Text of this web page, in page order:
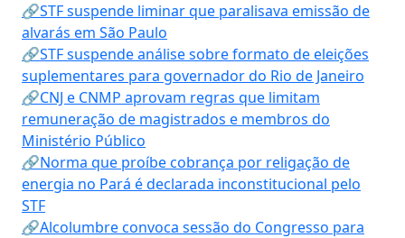
🔗STF suspende liminar que paralisava emissão de
alvarás em São Paulo
🔗STF suspende análise sobre formato de eleições
suplementares para governador do Rio de Janeiro
🔗CNJ e CNMP aprovam regras que limitam
remuneração de magistrados e membros do
Ministério Público
🔗Norma que proíbe cobrança por religação de
energia no Pará é declarada inconstitucional pelo
STF
🔗Alcolumbre convoca sessão do Congresso para